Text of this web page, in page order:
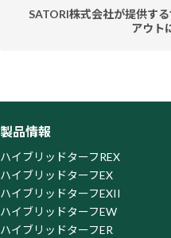
SATORI株式会社が提供する
アウト
のアクセス履歴を取得・蓄積
プトアウトページ」よりオプ
お、オプトアウトがなされた
提供するサービスの一部を
すので、ご了承ください。
オプトアウトページ
製品情報
ハイブリッドターフREX
ハイブリッドターフEX
ハイブリッドターフEXII
ハイブリッドターフEW
ハイブリッドターフER